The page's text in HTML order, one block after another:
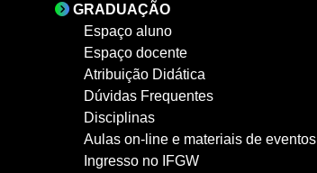
GRADUAÇÃO
Espaço aluno
Espaço docente
Atribuição Didática
Dúvidas Frequentes
Disciplinas
Aulas on-line e materiais de eventos
Ingresso no IFGW